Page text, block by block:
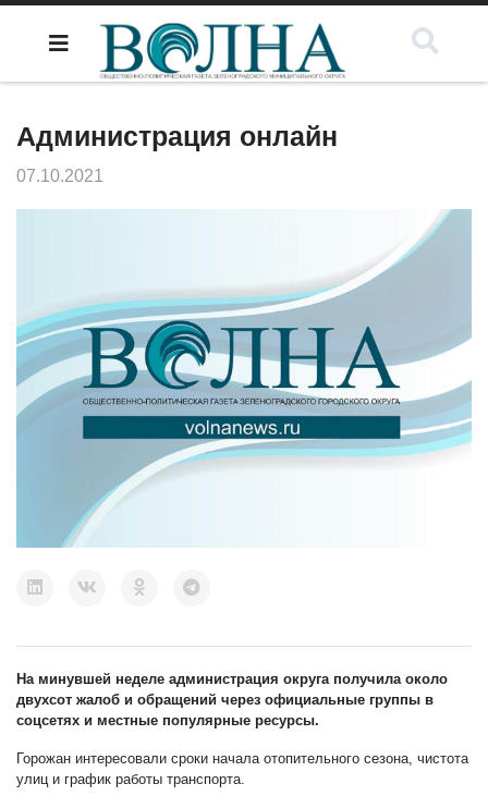
Администрация онлайн
07.10.2021
На минувшей неделе администрация округа получила около
двухсот жалоб и обращений через официальные группы в
соцсетях и местные популярные ресурсы.
Горожан интересовали сроки начала отопительного сезона, чистота
улиц и график работы транспорта.